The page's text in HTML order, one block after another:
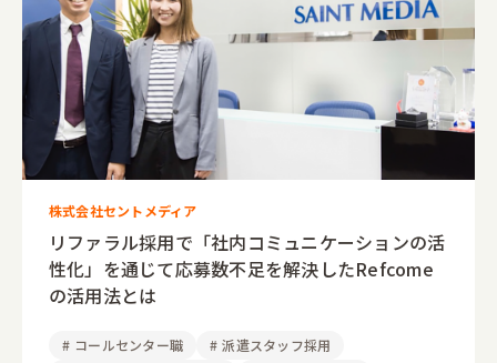
株式会社セントメディア
リファラル採用で「社内コミュニケーションの活
性化」を通じて応募数不足を解決したRefcome
の活用法とは
# コールセンター職 # 派遣スタッフ採用